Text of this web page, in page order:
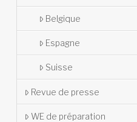
Belgique
Espagne
Suisse
Revue de presse
WE de préparation